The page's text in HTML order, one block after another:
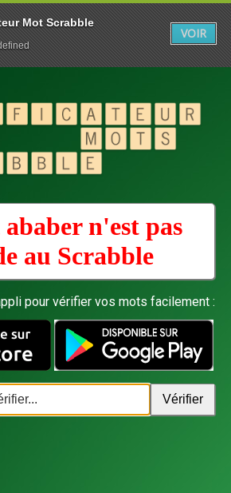
n'est pas
au Scrabble
pour vérifier vos mots facilement :
Mot Scrabble
VOIR